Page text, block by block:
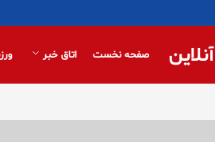
آنلاین صفحه نخست اتاق خبر